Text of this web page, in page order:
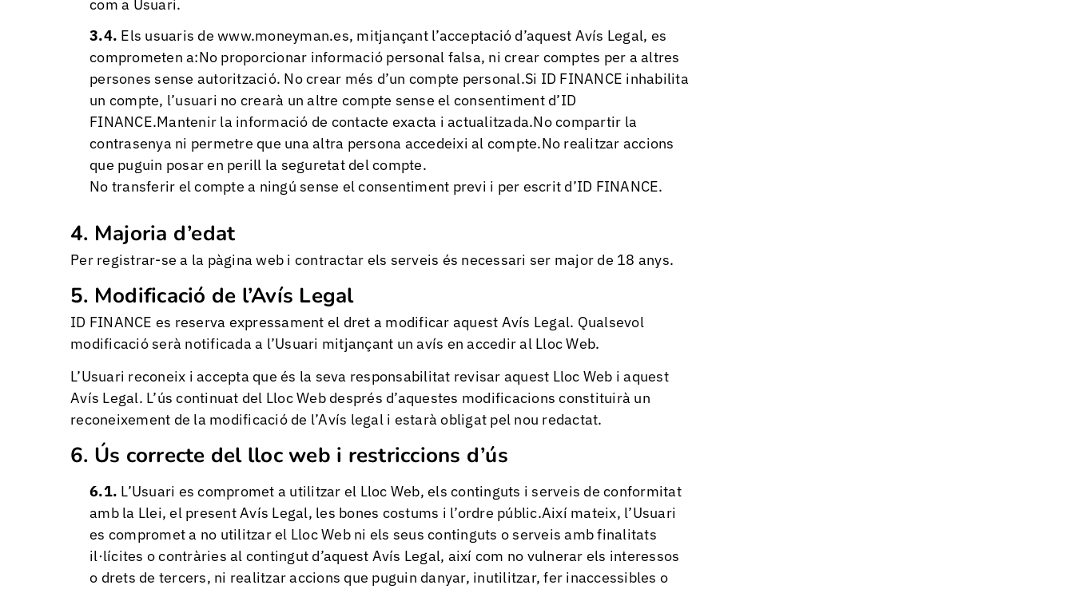
com a Usuari.
Els usuaris de www.moneyman.es, mitjançant l’acceptació d’aquest Avís Legal, es
comprometen a:No proporcionar informació personal falsa, ni crear comptes per a altres
persones sense autorització. No crear més d’un compte personal.Si ID FINANCE inhabilita
un compte, l’usuari no crearà un altre compte sense el consentiment d’ID
FINANCE.Mantenir la informació de contacte exacta i actualitzada.No compartir la
contrasenya ni permetre que una altra persona accedeixi al compte.No realitzar accions
que puguin posar en perill la seguretat del compte.
No transferir el compte a ningú sense el consentiment previ i per escrit d’ID FINANCE.
Majoria d’edat
Per registrar-se a la pàgina web i contractar els serveis és necessari ser major de 18 anys.
Modificació de l’Avís Legal
ID FINANCE es reserva expressament el dret a modificar aquest Avís Legal. Qualsevol
modificació serà notificada a l’Usuari mitjançant un avís en accedir al Lloc Web.
L’Usuari reconeix i accepta que és la seva responsabilitat revisar aquest Lloc Web i aquest
Avís Legal. L’ús continuat del Lloc Web després d’aquestes modificacions constituirà un
reconeixement de la modificació de l’Avís legal i estarà obligat pel nou redactat.
Ús correcte del lloc web i restriccions d’ús
L’Usuari es compromet a utilitzar el Lloc Web, els continguts i serveis de conformitat
amb la Llei, el present Avís Legal, les bones costums i l’ordre públic.Així mateix, l’Usuari
es compromet a no utilitzar el Lloc Web ni els seus continguts o serveis amb finalitats
il·lícites o contràries al contingut d’aquest Avís Legal, així com no vulnerar els interessos
o drets de tercers, ni realitzar accions que puguin danyar, inutilitzar, fer inaccessibles o